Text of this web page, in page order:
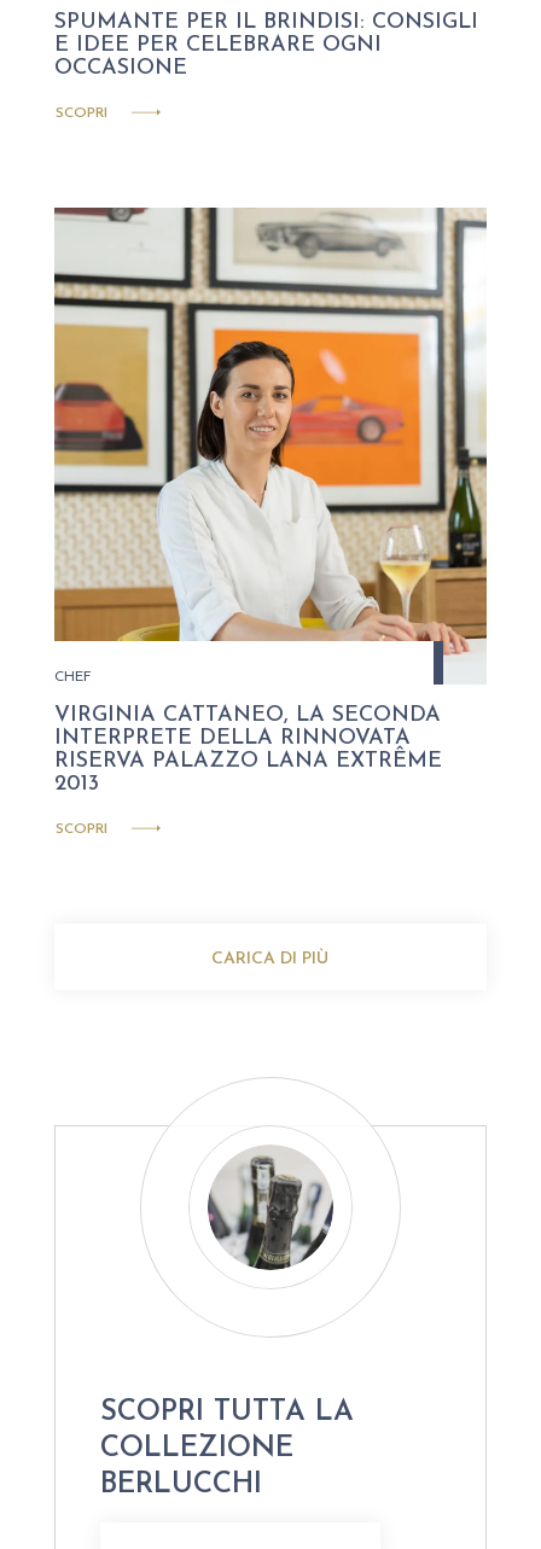
SPUMANTE PER IL BRINDISI: CONSIGLI
E IDEE PER CELEBRARE OGNI
OCCASIONE
SCOPRI
CHEF
VIRGINIA CATTANEO, LA SECONDA
INTERPRETE DELLA RINNOVATA
RISERVA PALAZZO LANA EXTRÊME
2013
SCOPRI
CARICA DI PIÙ
SCOPRI TUTTA LA
COLLEZIONE
BERLUCCHI